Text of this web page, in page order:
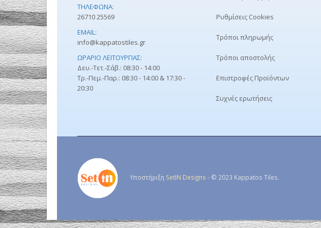
ΤΗΛΈΦΩΝΑ:
26710 25569
EMAIL:
info@kappatostiles.gr
ΩΡΆΡΙΟ ΛΕΙΤΟΥΡΓΊΑΣ:
Δευ.-Τετ.-Σάβ.: 08:30 - 14:00
Τρ.-Πεμ.-Παρ.: 08:30 - 14:00 & 17:30 -
20:30
Ρυθμίσεις Cookies
Τρόποι πληρωμής
Τρόποι αποστολής
Επιστροφές Προϊόντων
Συχνές ερωτήσεις
Υποστήριξη SetIN Designs - © 2023 Kappatos Tiles.